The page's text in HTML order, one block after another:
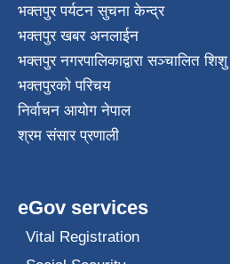
भक्तपुर पर्यटन सुचना केन्द्र
भक्तपुर खबर अनलाईन
भक्तपुर नगरपालिकाद्वारा सञ्चालित
भक्तपुरकाे परिचय
निर्वाचन आयोग नेपाल
श्रम संसार प्रणाली
eGov services
Vital Registration